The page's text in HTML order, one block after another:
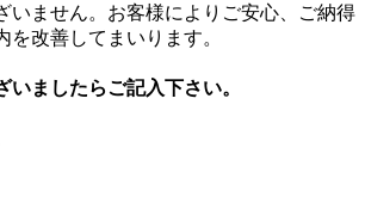
いません。お客様によりご安心、ご納得
を改善してまいります。
いましたらご記入下さい。